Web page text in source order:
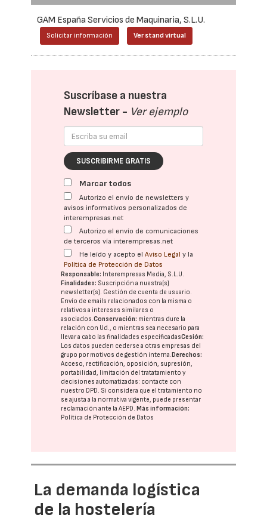
GAM España Servicios de Maquinaria, S.L.U.
Solicitar información Ver stand virtual
Suscríbase a nuestra
Newsletter - Ver ejemplo
SUSCRIBIRME GRATIS
Marcar todos
Autorizo el envío de newsletters y
avisos informativos personalizados de
interempresas.net
Autorizo el envío de comunicaciones
de terceros vía interempresas.net
He leído y acepto elAviso Legal y la
Política de Protección de Datos
Responsable: Interempresas Media, S.L.U.
Finalidades: Suscripción a nuestra(s)
newsletter(s). Gestión de cuenta de usuario.
Envío de emails relacionados con la misma o
relativos a intereses similares o
asociados.Conservación: mientras dure la
relación con Ud., o mientras sea necesario para
llevar a cabo las finalidades especificadasCesión:
Los datos pueden cederse a otras empresas del
grupo por motivos de gestión interna. Derechos:
Acceso, rectificación, oposición, supresión,
portabilidad, limitación del tratatamiento y
decisiones automatizadas: contacte con
nuestro DPD. Si considera que el tratamiento no
se ajusta a la normativa vigente, puede presentar
reclamación ante laAEPD. Más información:
Política de Protección de Datos
La demanda logística
de la hostelería